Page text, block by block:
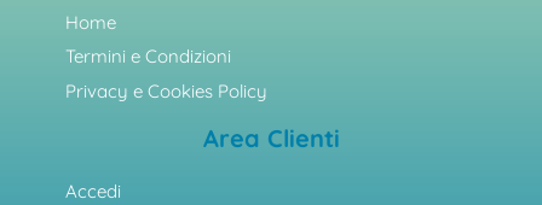
Home
Termini e Condizioni
Privacy e Cookies Policy
Area Clienti
Accedi